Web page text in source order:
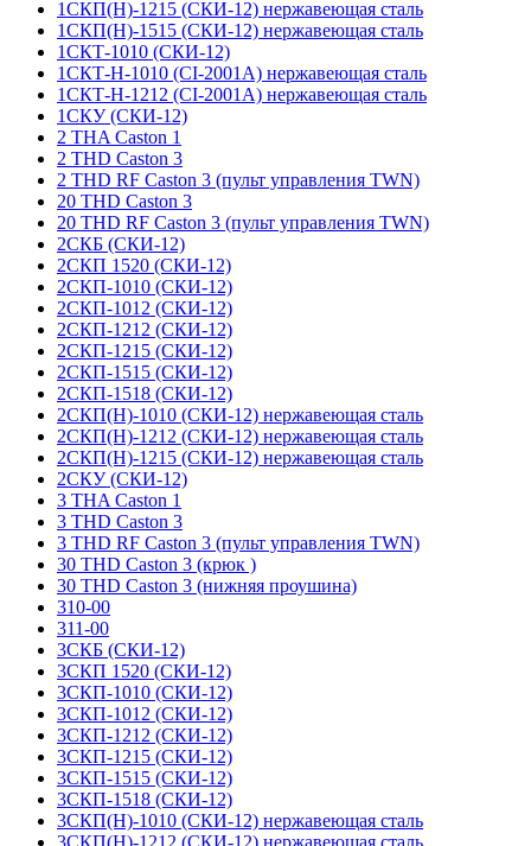
1СКП(Н)-1215 (СКИ-12) нержавеющая сталь
1СКП(Н)-1515 (СКИ-12) нержавеющая сталь
1СКТ-1010 (СКИ-12)
1СКТ-Н-1010 (CI-2001A) нержавеющая сталь
1СКТ-Н-1212 (CI-2001A) нержавеющая сталь
1СКУ (СКИ-12)
2 THA Caston 1
2 THD Caston 3
2 THD RF Caston 3 (пульт управления TWN)
20 THD Caston 3
20 THD RF Caston 3 (пульт управления TWN)
2СКБ (СКИ-12)
2СКП 1520 (СКИ-12)
2СКП-1010 (СКИ-12)
2СКП-1012 (СКИ-12)
2СКП-1212 (СКИ-12)
2СКП-1215 (СКИ-12)
2СКП-1515 (СКИ-12)
2СКП-1518 (СКИ-12)
2СКП(Н)-1010 (СКИ-12) нержавеющая сталь
2СКП(Н)-1212 (СКИ-12) нержавеющая сталь
2СКП(Н)-1215 (СКИ-12) нержавеющая сталь
2СКУ (СКИ-12)
3 THA Caston 1
3 THD Caston 3
3 THD RF Caston 3 (пульт управления TWN)
30 THD Caston 3 (крюк )
30 THD Caston 3 (нижняя проушина)
310-00
311-00
3СКБ (СКИ-12)
3СКП 1520 (СКИ-12)
3СКП-1010 (СКИ-12)
3СКП-1012 (СКИ-12)
3СКП-1212 (СКИ-12)
3СКП-1215 (СКИ-12)
3СКП-1515 (СКИ-12)
3СКП-1518 (СКИ-12)
3СКП(Н)-1010 (СКИ-12) нержавеющая сталь